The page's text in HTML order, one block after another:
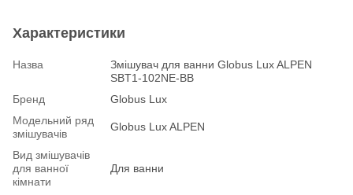
Характеристики
Назва
Змішувач для ванни Globus Lux ALPEN
SBT1-102NE-BB
Бренд
Globus Lux
Модельний ряд
змішувачів
Globus Lux ALPEN
Вид змішувачів
для ванної
кімнати
Для ванни